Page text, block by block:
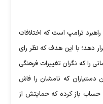
ترامپ است که اختلافات
دهد؛ با این هدف که نظر رای
را که نگران تغییرات فرهنگی
دستیاران که نامشان را فاش
باز کرده که حمایتش از